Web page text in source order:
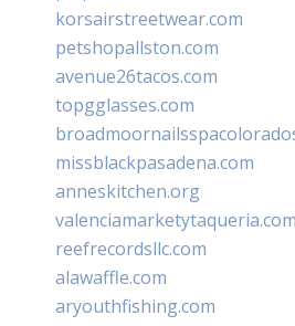
korsairstreetwear.com
petshopallston.com
avenue26tacos.com
topgglasses.com
missblackpasadena.com
anneskitchen.org
valenciamarketytaqueria.com
reefrecordsllc.com
alawaffle.com
aryouthfishing.com